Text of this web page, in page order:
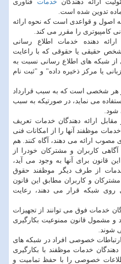
ارائه دهندگان خدمات فناوری
اصول و قواعدی است که نحوه ارائه
کامپیوتری را مقرر می کند.
ارائه دهنده خدمات اطلاع رسانی
حقیقی یا حقوقی که با راعایت
از شبکه های اطلاع رسانی نسبت به
یا مرکز ذخیره داده" و "ثبت نام
هر شخصی است که به سبب قرارداد
می نماید، در صورتیکه به سبب
شود.
ارائه دهندگان خدمات تعریف
موظفند آنها را از امکانات فنی
ارائه می دهند، آگاه کنند. هم
کاربران و مشترکان خودرا از
قانون برای آنها به وجود می آید،
خدمات از طرف دیگر موظفند حقوق
و کاربران مطابق این قانون
روی شبکه قرار می دهند، رعایت
خدمات فوق می توانند از تجهیزات
و مشمول قانون ممنوعیت بکارگیری
شوند.
خصوصی افراد در شبکه های
دهندگان خدمات موظفند با بکارگیری
خصوصی را با حفظ تمامیت و